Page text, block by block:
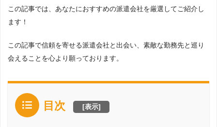
この記事では、あなたにおすすめの派遣会社を厳選してご紹介し
ます！
この記事で信頼を寄せる派遣会社と出会い、素敵な勤務先と巡り
会えることを心より願っております。
目次 [表示]